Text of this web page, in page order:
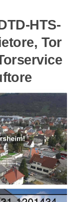
HTS-
Tor